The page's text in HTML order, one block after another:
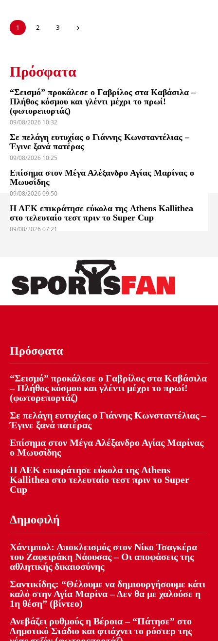
1 2 3
Πρόσφατα
“Σεισμό” προκάλεσε ο Γαβρίλος στα Καβάσιλα –
Πλήθος κόσμου και γλέντι μέχρι το πρωί!
(φωτορεπορτάζ)
09/08/2026 10:32
Σε πελάγη ευτυχίας ο Γιάννης Κωνσταντέλιας –
Έγινε ξανά πατέρας
09/08/2026 10:25
Επίσημα στον Μέγα Αλέξανδρο Αγίας Μαρίνας ο
Μωυσίδης
09/08/2026 09:50
Η ΑΕΚ επικράτησε εύκολα της Athens Kallithea
στο τελευταίο τεστ πριν το Super Cup
09/08/2026 07:21
Πρόσφατα
“Σεισμό” προκάλεσε ο Γαβρίλος στα Καβάσιλα
– Πλήθος κόσμου και γλέντι μέχρι το πρωί!
(φωτορεπορτάζ)
Σε πελάγη ευτυχίας ο Γιάννης Κωνσταντέλιας –
Έγινε ξανά πατέρας
Επίσημα στον Μέγα Αλέξανδρο Αγίας Μαρίνας
ο Μωυσίδης
Η ΑΕΚ επικράτησε εύκολα της Athens
Kallithea στο τελευταίο τεστ πριν το Super
Cup
Δημοφιλή
Χάντμπολ: Αποκλεισμός στον Νίκο Τσαγκέρα
του Ζαφειράκη Νάουσας – Οι αποφάσεις της
αθλητικής δικαιοσύνης
Σαντικίδης: “Θέλουμε να δημιουργήσουμε κάτι
καλό στην Αγία Μαρίνα – Δεν θα με χαλούσε η
1η θέση” (βίντεο)
Ανεβάζει ρυθμούς η Βέροια – “Πάτησε” στο
Δημοτικό Στάδιο και φτιάχνει το ρόστερ της